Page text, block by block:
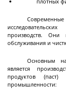
трех-
Малые
производств. Они
обслуживания и
Основным
является
продуктов
промышленности: